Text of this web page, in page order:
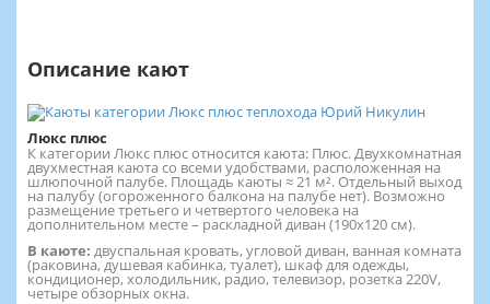
Описание кают
Люкс плюс
К категории Люкс плюс относится каюта: Плюс. Двухкомнатная
двухместная каюта со всеми удобствами, расположенная на
шлюпочной палубе. Площадь каюты ≈ 21 м². Отдельный выход
на палубу (огороженного балкона на палубе нет). Возможно
размещение третьего и четвертого человека на
дополнительном месте – раскладной диван (190х120 см).
В каюте: двуспальная кровать, угловой диван, ванная комната
(раковина, душевая кабинка, туалет), шкаф для одежды,
кондиционер, холодильник, радио, телевизор, розетка 220V,
четыре обзорных окна.